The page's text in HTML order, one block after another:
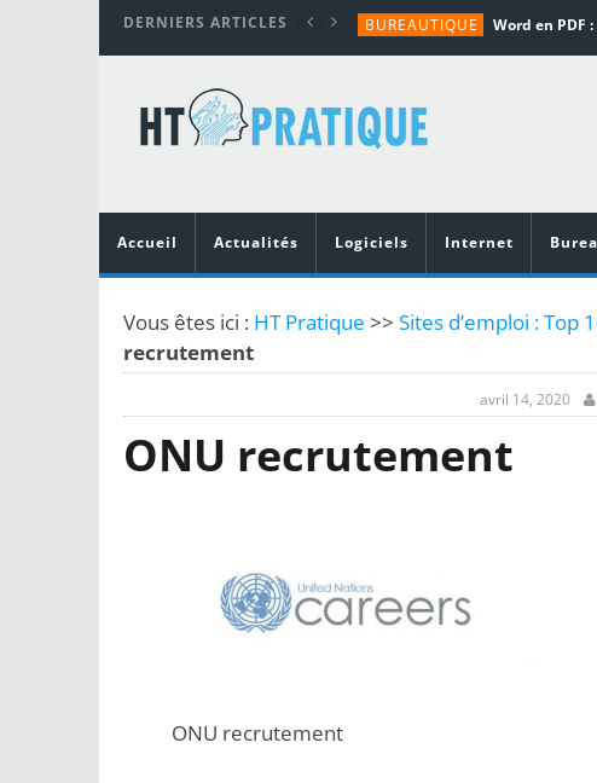
DERNIERS ARTICLES BUREAUTIQUE
TUTORIALS
MATÉRIEL
Accueil
Actualités Logiciels Internet
Vous êtes ici : HT Pratique >> Sites d’emploi : Top
recrutement
avril 14, 2020
ONU recrutement
ONU recrutement